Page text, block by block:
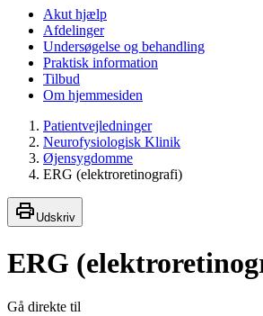
Akut hjælp
Afdelinger
Undersøgelse og behandling
Praktisk information
Tilbud
Om hjemmesiden
Patientvejledninger
Neurofysiologisk Klinik
Øjensygdomme
ERG (elektroretinografi)
Udskriv
ERG
Gå direkte til